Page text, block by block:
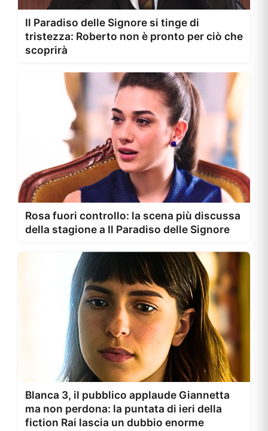
Il Paradiso delle Signore si tinge di
tristezza: Roberto non è pronto per ciò che
scoprirà
Rosa fuori controllo: la scena più discussa
della stagione a Il Paradiso delle Signore
Blanca 3, il pubblico applaude Giannetta
ma non perdona: la puntata di ieri della
fiction Rai lascia un dubbio enorme